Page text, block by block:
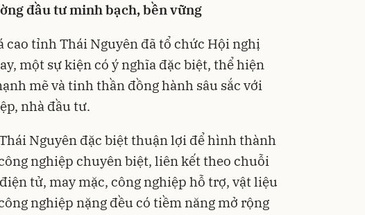
đầu tư minh bạch, bền vững
cao tỉnh Thái Nguyên đã tổ chức Hội nghị
một sự kiện có ý nghĩa đặc biệt, thể hiện
mẽ và tinh thần đồng hành sâu sắc với
nhà đầu tư.
Nguyên đặc biệt thuận lợi để hình thành
nghiệp chuyên biệt, liên kết theo chuỗi
tử, may mặc, công nghiệp hỗ trợ, vật liệu
nghiệp nặng đều có tiềm năng mở rộng